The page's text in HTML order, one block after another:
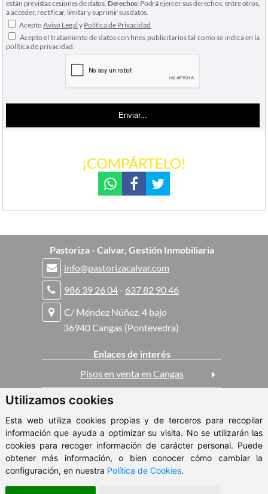
Utilizamos cookies
Esta web utiliza cookies propias y de terceros para recopilar
información que ayuda a optimizar su visita. No se utilizarán las
cookies para recoger información de carácter personal. Puede
obtener más información, o bien conocer cómo cambiar la
configuración, en nuestra Política de Cookies.
¡COMPÁRTELO!
están previstas cesiones de datos. Derechos: Podrá ejercer sus derechos, entre otros,
a acceder, rectificar, limitar y suprimir sus datos.
AceptoAviso Legal y Política de Privacidad
Acepto el tratamiento de datos con fines publicitarios tal como se indica en la
política de privacidad.
Pastoriza - Calvar, Gestión Inmobiliaria
info@pastorizacalvar.com
986 39 26 04 - 637 82 90 46
C/ Méndez Núñez, 4 bajo
36940 Cangas (Pontevedra)
Enlaces de interés
Pisos en venta en Cangas
Casas en venta en Cangas
Pisos en alquiler en Cangas
ClickViviendas
© 2026 - Pastoriza - Calvar, Gestión Inmobiliaria